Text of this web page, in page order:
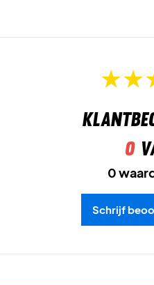
Women Dri-FIT Tank Top
0
0
Schrijf